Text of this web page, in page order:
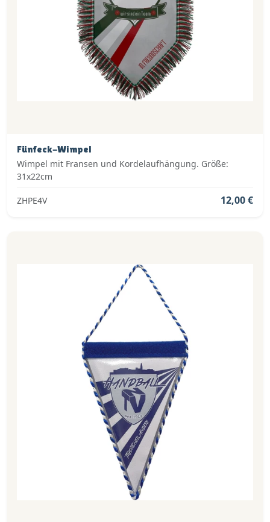
Fünfeck-Wimpel
Wimpel mit Fransen und Kordelaufhängung. Größe:
31x22cm
ZHPE4V 12,00 €